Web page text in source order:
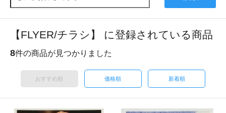
【FLYER/チラシ】 に登録されている商品
8件の商品が見つかりました
おすすめ順 価格順 新着順